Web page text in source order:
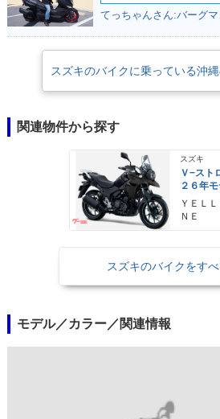
てっちゃんさん:バーグ
スズキのバイクに乗っている沖
関連物件から探す
スズキ
Ｖ−スト
２６年
気筒エ
ヘッドラ
ＹＥＬ
ＮＥ
スズキのバイクをす
モデル／カラー／関連情報